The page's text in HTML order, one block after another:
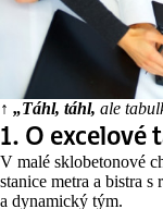
↑ „Táhl, táhl, ale
1. O excelové
V malé sklobetonové
stanice metra a bistra
a dynamický tým.